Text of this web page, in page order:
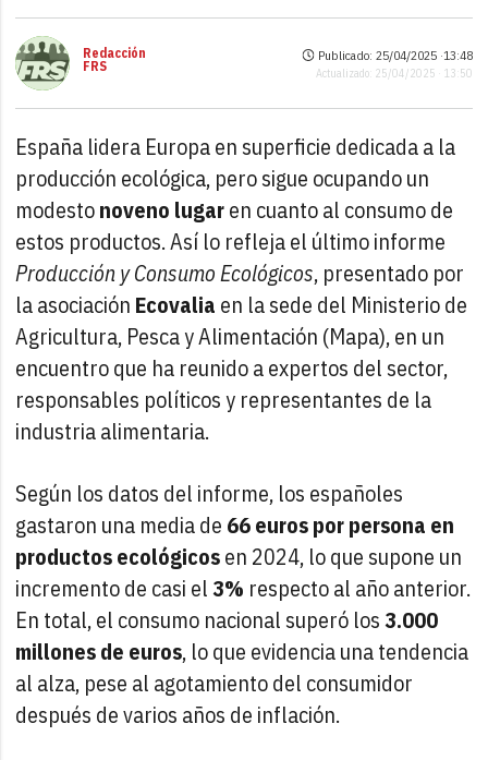
Redacción
FRS
Publicado: 25/04/2025 ·13:48
Actualizado: 25/04/2025 · 13:50
España lidera Europa en superficie dedicada a la
producción ecológica, pero sigue ocupando un
modestonoveno lugaren cuanto al consumo de
estos productos. Así lo refleja el último informe
Producción y Consumo Ecológicos, presentado por
la asociación Ecovalia en la sede del Ministerio de
Agricultura, Pesca y Alimentación (Mapa), en un
encuentro que ha reunido a expertos del sector,
responsables políticos y representantes de la
industria alimentaria.
Según los datos del informe, los españoles
gastaron una media de 66 euros por persona en
productos ecológicosen 2024, lo que supone un
incremento de casi el3% respecto al año anterior.
En total, el consumo nacional superó los3.000
millones de euros, lo que evidencia una tendencia
al alza, pese al agotamiento del consumidor
después de varios años de inflación.